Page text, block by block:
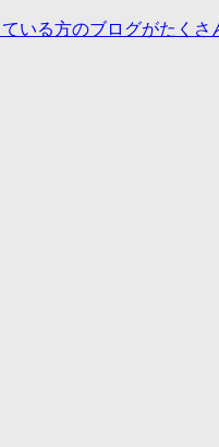
いる方のブログがたく